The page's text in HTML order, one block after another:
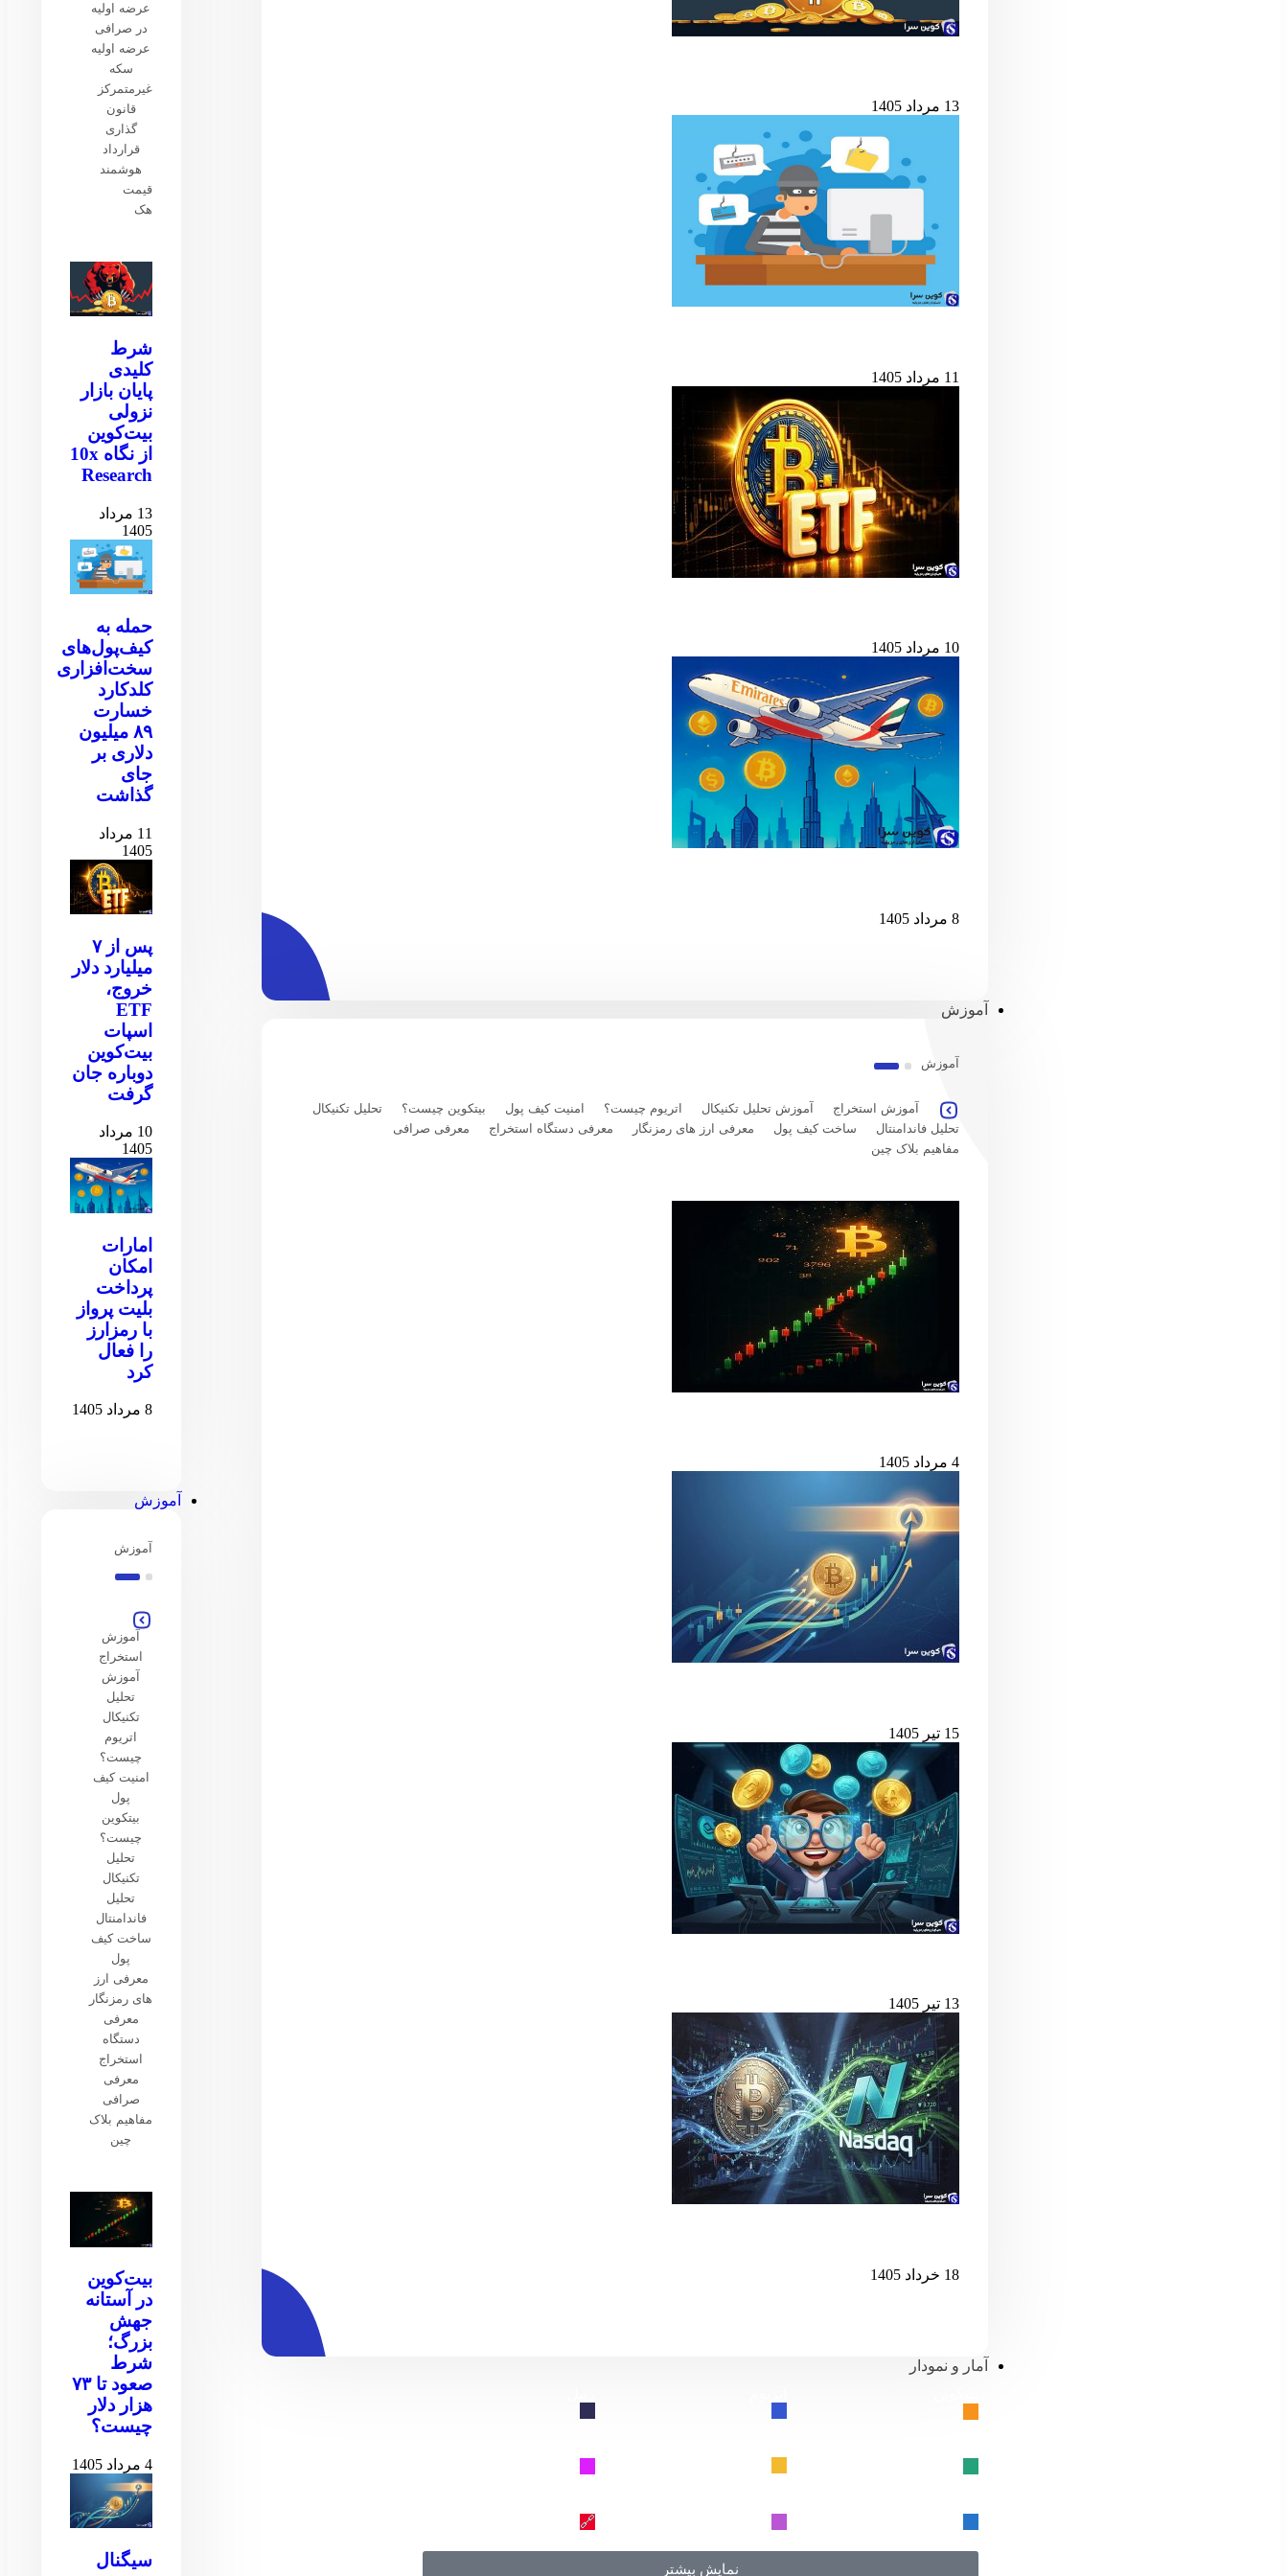
13 مرداد 1405
11 مرداد 1405
10 مرداد 1405
8 مرداد 1405
آموزش
آموزش
آموزش استخراج آموزش تحلیل تکنیکال اتریوم چیست؟ امنیت کیف پول بیتکوین چیست؟
تحلیل تکنیکال
تحلیل فاندامنتال
ساخت کیف پول معرفی ارز های رمزنگار معرفی دستگاه استخراج
معرفی صرافی
مفاهیم بلاک چین
4 مرداد 1405
15 تیر 1405
13 تیر 1405
18 خرداد 1405
آمار و نمودار
🔗
نمایش بیشتر
عرضه اولیه
در صرافی
عرضه اولیه
سکه
غیرمتمرکز
قانون
گذاری
قرارداد
هوشمند
قیمت
هک
شرط
کلیدی
پایان بازار
نزولی
بیت‌کوین
از نگاه 10x
Research
13 مرداد
1405
حمله به
کیف‌پول‌های
سخت‌افزاری
کلدکارد
خسارت
۸۹ میلیون
دلاری بر
جای
گذاشت
11 مرداد
1405
پس از ۷
میلیارد دلار
خروج،
ETF
اسپات
بیت‌کوین
دوباره جان
گرفت
10 مرداد
1405
امارات
امکان
پرداخت
بلیت پرواز
با رمزارز
را فعال
کرد
8 مرداد 1405
آموزش
آموزش
آموزش
استخراج
آموزش
تحلیل
تکنیکال
اتریوم
چیست؟
امنیت کیف
پول
بیتکوین
چیست؟
تحلیل
تکنیکال
تحلیل
فاندامنتال
ساخت کیف
پول
معرفی ارز
های رمزنگار
معرفی
دستگاه
استخراج
معرفی
صرافی
مفاهیم بلاک
چین
بیت‌کوین
در آستانه
جهش
بزرگ؛
شرط
صعود تا ۷۳
هزار دلار
چیست؟
4 مرداد 1405
سیگنال